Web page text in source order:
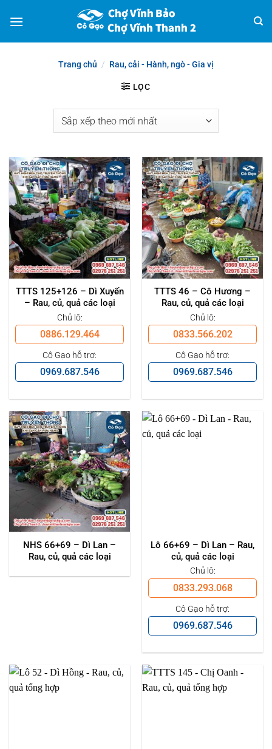
qua
Trang chủ / Rau, cải - Hành, ngò - Gia vị
LỌC
TTTS 125+126 – Dì Xuyến
– Rau, củ, quả các loại
Chủ lô:
0886.129.464
Cô Gạo hỗ trợ:
0969.687.546
TTTS 46 – Cô Hương –
Rau, củ, quả các loại
Chủ lô:
0833.566.202
Cô Gạo hỗ trợ:
0969.687.546
NHS 66+69 – Dì Lan –
Rau, củ, quả các loại
Lô 66+69 – Dì Lan – Rau,
củ, quả các loại
Chủ lô:
0833.293.068
Cô Gạo hỗ trợ:
0969.687.546